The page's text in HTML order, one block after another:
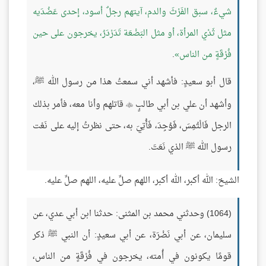
شيءٌ، سبق الفَرْثَ والدم، آيتهم رجلٌ أسود، إحدى عَضُدَيه
مثل ثَدْي المرأة، أو مثل البَضْعَة تَدَرْدَرُ، يخرجون على حين
فُرْقَةٍ من الناس .
قال أبو سعيدٍ: فأشهد أني سمعتُ هذا من رسول الله ﷺ،
وأشهد أن علي بن أبي طالبٍ قاتلهم وأنا معه، فأمر بذلك
الرجل فَالْتُمِسَ، فَوُجِدَ، فَأُتِيَ به، حتى نظرتُ إليه على نَعْت
رسول الله ﷺ الذي نَعَتَ.
الشيخ: الله أكبر، الله أكبر، اللهم صلِّ عليه، اللهم صلِّ عليه.
(1064) وحدثني محمد بن المثنى: حدثنا ابن أبي عدي، عن
سليمان، عن أبي نَضْرَة، عن أبي سعيدٍ: أن النبي ﷺ ذكر
قومًا يكونون في أُمته، يخرجون في فُرْقَةٍ من الناس،